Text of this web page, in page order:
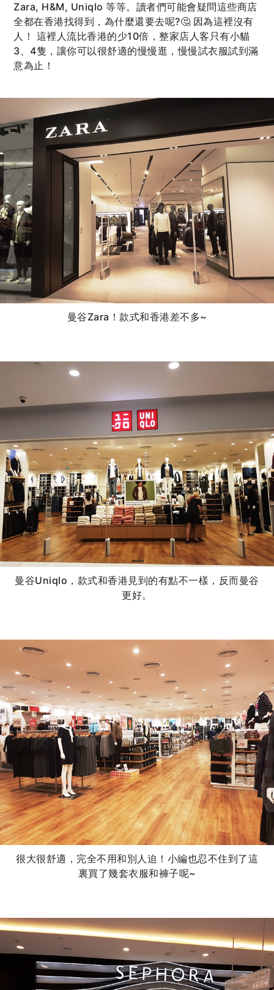
Zara, H&M, Uniqlo 等等。讀者們可能會疑問這些商店
全都在香港找得到，為什麼還要去呢?🤔 因為這裡沒有
人！ 這裡人流比香港的少10倍，整家店人客只有小貓
3、4隻，讓你可以很舒適的慢慢逛，慢慢試衣服試到滿
意為止！
曼谷Zara！款式和香港差不多~
曼谷Uniqlo，款式和香港見到的有點不一樣，反而曼谷
更好。
很大很舒適，完全不用和別人迫！小編也忍不住到了這
裏買了幾套衣服和褲子呢~